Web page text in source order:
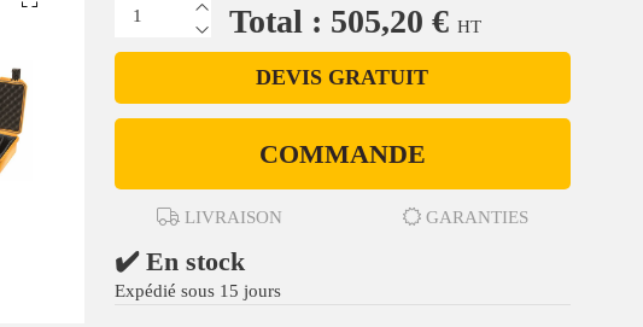
Total : 505,20 € HT
DEVIS GRATUIT
COMMANDE
LIVRAISON GARANTIES
✔️ En stock
Expédié sous 15 jours